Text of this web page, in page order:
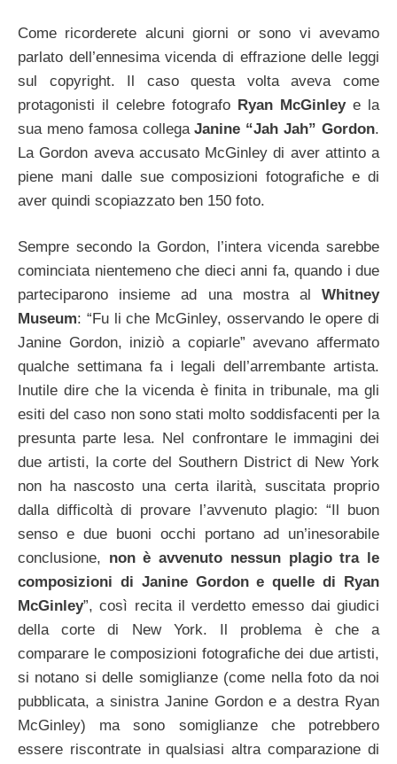
Come ricorderete alcuni giorni or sono vi avevamo
parlato dell’ennesima vicenda di effrazione delle leggi
sul copyright. Il caso questa volta aveva come
protagonisti il celebre fotografo Ryan McGinleye la
sua meno famosa collegaJanine “Jah Jah” Gordon.
La Gordon aveva accusato McGinley di aver attinto a
piene mani dalle sue composizioni fotografiche e di
aver quindi scopiazzato ben 150 foto.
Sempre secondo la Gordon, l’intera vicenda sarebbe
cominciata nientemeno che dieci anni fa, quando i due
parteciparono insieme ad una mostra al Whitney
Museum: “Fu li che McGinley, osservando le opere di
Janine Gordon, iniziò a copiarle” avevano affermato
qualche settimana fa i legali dell’arrembante artista.
Inutile dire che la vicenda è finita in tribunale, ma gli
esiti del caso non sono stati molto soddisfacenti per la
presunta parte lesa. Nel confrontare le immagini dei
due artisti, la corte del Southern District di New York
non ha nascosto una certa ilarità, suscitata proprio
dalla difficoltà di provare l’avvenuto plagio: “Il buon
senso e due buoni occhi portano ad un’inesorabile
conclusione, non è avvenuto nessun plagio tra le
composizioni di Janine Gordon e quelle di Ryan
McGinley”, così recita il verdetto emesso dai giudici
della corte di New York. Il problema è che a
comparare le composizioni fotografiche dei due artisti,
si notano si delle somiglianze (come nella foto da noi
pubblicata, a sinistra Janine Gordon e a destra Ryan
McGinley) ma sono somiglianze che potrebbero
essere riscontrate in qualsiasi altra comparazione di